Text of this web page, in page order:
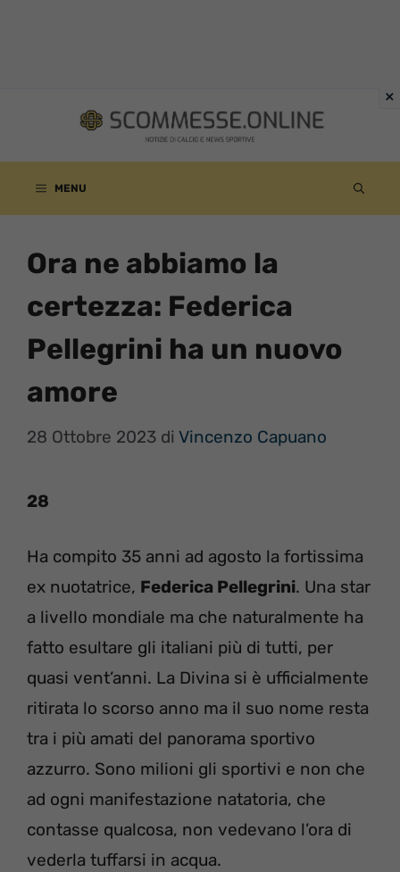
contenuto
MENU
Ora ne abbiamo la
certezza: Federica
Pellegrini ha un nuovo
amore
28 Ottobre 2023 di Vincenzo Capuano
28
Ha compito 35 anni ad agosto la fortissima
ex nuotatrice, Federica Pellegrini. Una star
a livello mondiale ma che naturalmente ha
fatto esultare gli italiani più di tutti, per
quasi vent’anni. La Divina si è ufficialmente
ritirata lo scorso anno ma il suo nome resta
tra i più amati del panorama sportivo
azzurro. Sono milioni gli sportivi e non che
ad ogni manifestazione natatoria, che
contasse qualcosa, non vedevano l’ora di
vederla tuffarsi in acqua.